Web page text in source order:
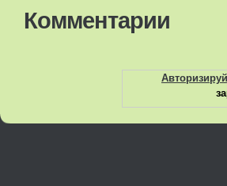
Комментарии